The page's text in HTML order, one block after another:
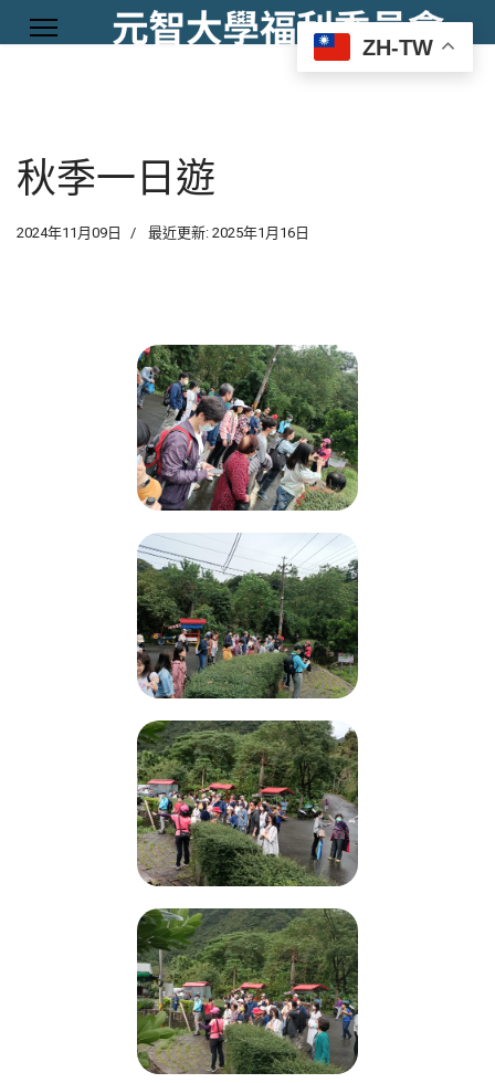
ZH-TW
秋季一日遊
2024年11月09日 最近更新: 2025年1月16日